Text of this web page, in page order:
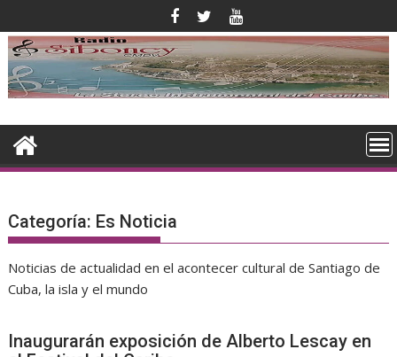
al
contenido
Categoría: Es Noticia
Noticias de actualidad en el acontecer cultural de Santiago de
Cuba, la isla y el mundo
Inaugurarán exposición de Alberto Lescay en